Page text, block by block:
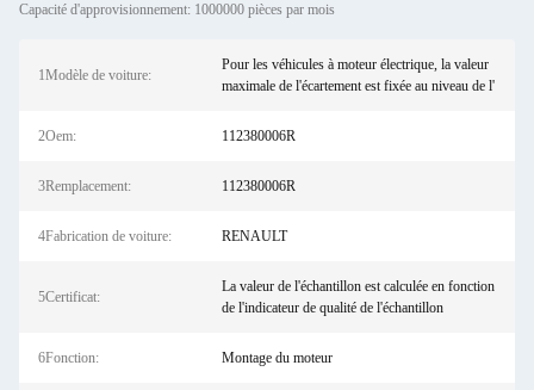
Capacité d'approvisionnement: 1000000 pièces par mois
1Modèle de voiture:
Pour les véhicules à moteur électrique, la valeur
maximale de l'écartement est fixée au niveau de l'
2Oem: 112380006R
3Remplacement: 112380006R
4Fabrication de voiture: RENAULT
5Certificat:
La valeur de l'échantillon est calculée en fonction
de l'indicateur de qualité de l'échantillon
6Fonction: Montage du moteur